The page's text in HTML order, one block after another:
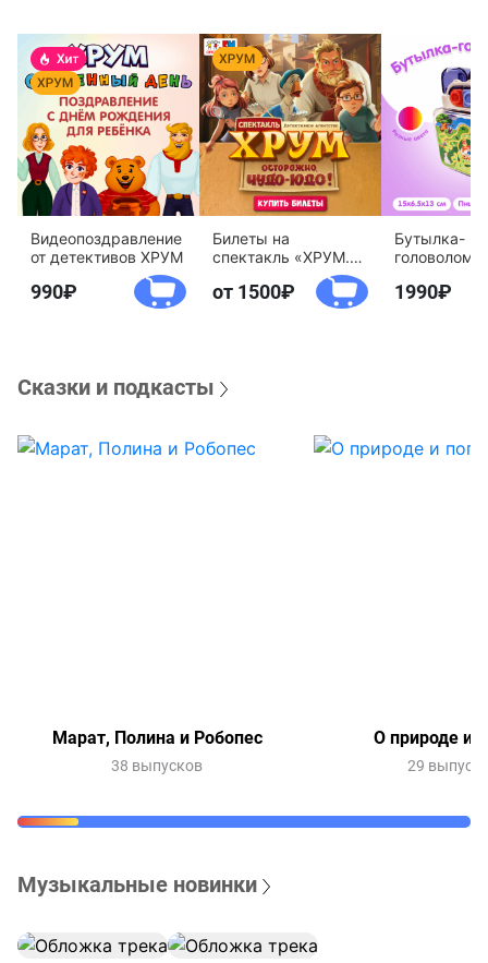
Видеопоздравление
от детективов ХРУМ
990
Билеты на
спектакль «ХРУМ.
Осторожно, Чудо-
Юдо!»
от 1500
Бутылка-
агентство
1990
Сказки и подкасты
Марат, Полина и Робопес
38 выпусков
О природе и
29
Музыкальные новинки